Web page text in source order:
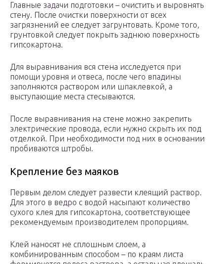
Главные задачи подготовки – очистить и выровнять
стену. После очистки поверхности от всех
загрязнений ее следует загрунтовать. Кроме того,
грунтовкой следует покрыть заднюю поверхность
гипсокартона.
Для выравнивания вся стена исследуется при
помощи уровня и отвеса, после чего впадины
заполняются раствором или шпаклевкой, а
выступающие места стесываются.
После выравнивания на стене можно закрепить
электрические провода, если нужно скрыть их под
отделкой. При необходимости под них в основании
пробиваются штробы.
Крепление без маяков
Первым делом следует развести клеящий раствор.
Для этого в ведро с водой насыпают количество
сухого клея для гипсокартона, соответствующее
рекомендуемым производителем пропорциям.
Клей наносят не сплошным слоем, а
комбинированным способом – по краям листа